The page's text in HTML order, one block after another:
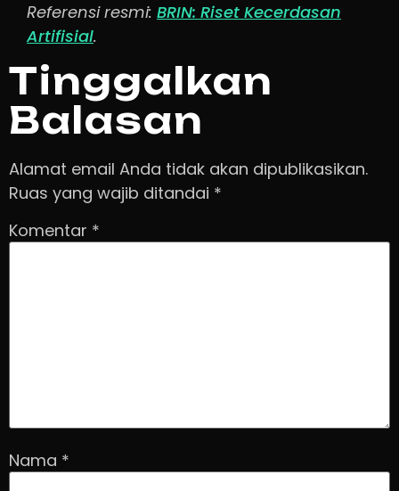
Referensi resmi: BRIN: Riset Kecerdasan
Artifisial.
Tinggalkan
Balasan
Alamat email Anda tidak akan dipublikasikan.
Ruas yang wajib ditandai *
Komentar *
Nama *